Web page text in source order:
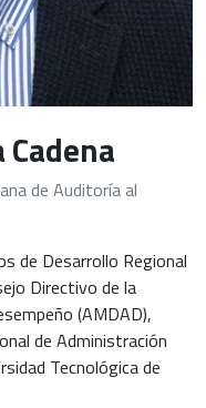
de Auditoría al
de Desarrollo Regional
Directivo de la
(AMDAD),
de Administración
Tecnológica de